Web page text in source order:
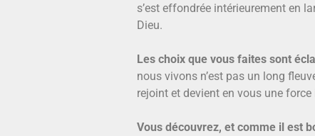
s’est effondrée intérieurement en
Dieu.
Les choix que vous faites sont
nous vivons n’est pas un long
rejoint et devient en vous une
Vous découvrez, et comme il est